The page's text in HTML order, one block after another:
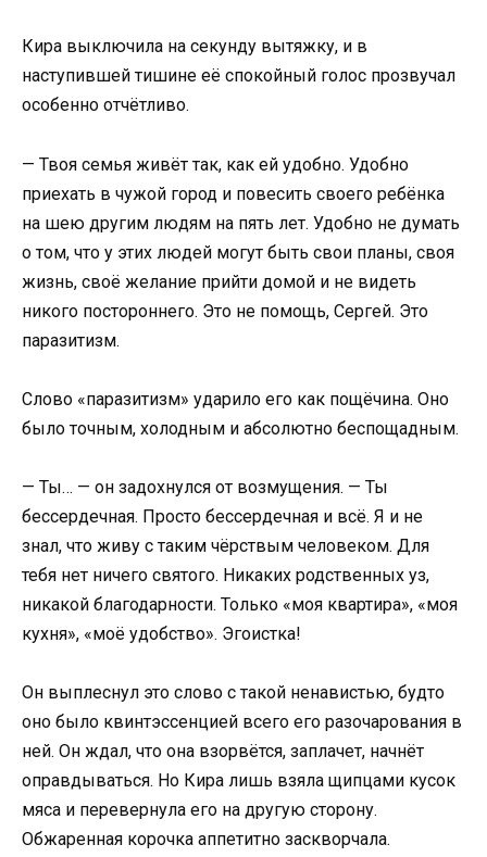
Кира выключила на секунду вытяжку, и в
наступившей тишине её спокойный голос прозвучал
особенно отчётливо.
— Твоя семья живёт так, как ей удобно. Удобно
приехать в чужой город и повесить своего ребёнка
на шею другим людям на пять лет. Удобно не думать
о том, что у этих людей могут быть свои планы, своя
жизнь, своё желание прийти домой и не видеть
никого постороннего. Это не помощь, Сергей. Это
паразитизм.
Слово «паразитизм» ударило его как пощёчина. Оно
было точным, холодным и абсолютно беспощадным.
— Ты… — он задохнулся от возмущения. — Ты
бессердечная. Просто бессердечная и всё. Я и не
знал, что живу с таким чёрствым человеком. Для
тебя нет ничего святого. Никаких родственных уз,
никакой благодарности. Только «моя квартира», «моя
кухня», «моё удобство». Эгоистка!
Он выплеснул это слово с такой ненавистью, будто
оно было квинтэссенцией всего его разочарования в
ней. Он ждал, что она взорвётся, заплачет, начнёт
оправдываться. Но Кира лишь взяла щипцами кусок
мяса и перевернула его на другую сторону.
Обжаренная корочка аппетитно заскворчала.